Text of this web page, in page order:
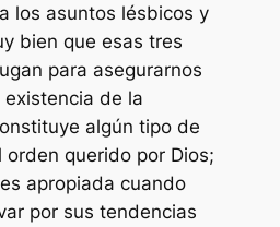
los asuntos lésbicos y
bien que esas tres
para asegurarnos
de la
algún tipo de
querido por Dios;
apropiada cuando
por sus tendencias